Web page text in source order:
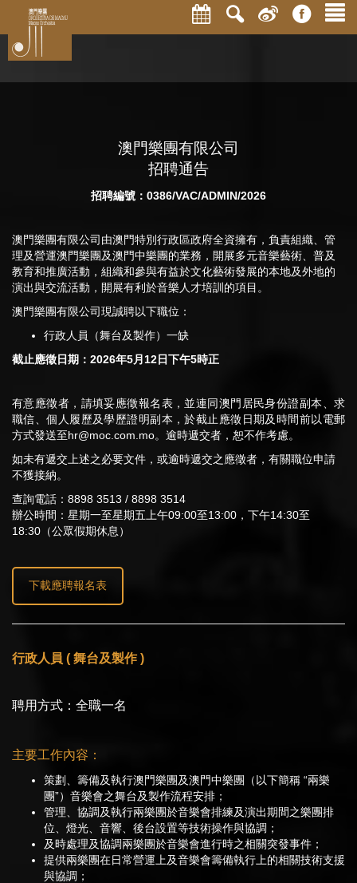
澳門樂團有限公司
招聘通告
招聘編號：0386/VAC/ADMIN/2026
澳門樂團有限公司由澳門特別行政區政府全資擁有，負責組織、管
理及營運澳門樂團及澳門中樂團的業務，開展多元音樂藝術、普及
教育和推廣活動，組織和參與有益於文化藝術發展的本地及外地的
演出與交流活動，開展有利於音樂人才培訓的項目。
澳門樂團有限公司現誠聘以下職位：
行政人員（舞台及製作）一缺
截止應徵日期：2026年5月12日下午5時正
有意應徵者，請填妥應徵報名表，並連同澳門居民身份證副本、求
職信、個人履歷及學歷證明副本，於截止應徵日期及時間前以電郵
方式發送至hr@moc.com.mo。逾時遞交者，恕不作考慮。
如未有遞交上述之必要文件，或逾時遞交之應徵者，有關職位申請
不獲接納。
查詢電話：8898 3513 / 8898 3514
辦公時間：星期一至星期五上午09:00至13:00，下午14:30至
18:30（公眾假期休息）
下載應聘報名表
行政人員 ( 舞台及製作 )
聘用方式：全職一名
主要工作內容：
策劃、籌備及執行澳門樂團及澳門中樂團（以下簡稱 “兩樂
團”）音樂會之舞台及製作流程安排；
管理、協調及執行兩樂團於音樂會排練及演出期間之樂團排
位、燈光、音響、後台設置等技術操作與協調；
及時處理及協調兩樂團於音樂會進行時之相關突發事件；
提供兩樂團在日常營運上及音樂會籌備執行上的相關技術支援
與協調；